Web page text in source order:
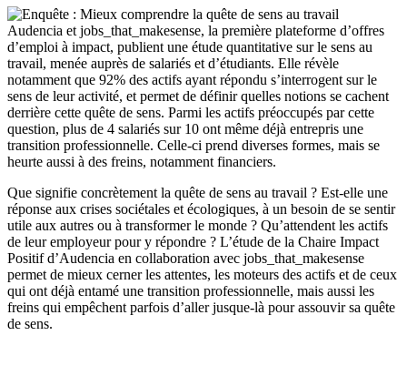
Audencia et jobs_that_makesense, la première plateforme d’offres
d’emploi à impact, publient une étude quantitative sur le sens au
travail, menée auprès de salariés et d’étudiants. Elle révèle
notamment que 92% des actifs ayant répondu s’interrogent sur le
sens de leur activité, et permet de définir quelles notions se cachent
derrière cette quête de sens. Parmi les actifs préoccupés par cette
question, plus de 4 salariés sur 10 ont même déjà entrepris une
transition professionnelle. Celle-ci prend diverses formes, mais se
heurte aussi à des freins, notamment financiers.
Que signifie concrètement la quête de sens au travail ? Est-elle une
réponse aux crises sociétales et écologiques, à un besoin de se sentir
utile aux autres ou à transformer le monde ? Qu’attendent les actifs
de leur employeur pour y répondre ? L’étude de la Chaire Impact
Positif d’Audencia en collaboration avec jobs_that_makesense
permet de mieux cerner les attentes, les moteurs des actifs et de ceux
qui ont déjà entamé une transition professionnelle, mais aussi les
freins qui empêchent parfois d’aller jusque-là pour assouvir sa quête
de sens.